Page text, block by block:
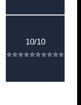
10/10
⭐⭐⭐⭐⭐⭐⭐⭐⭐⭐